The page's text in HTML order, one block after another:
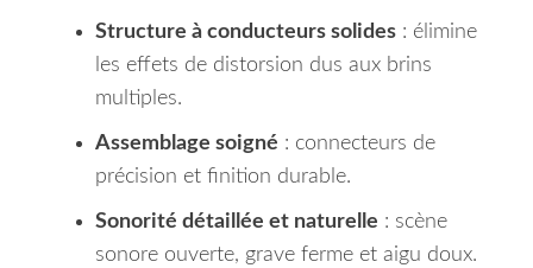
Structure à conducteurs solides : élimine
les effets de distorsion dus aux brins
multiples.
Assemblage soigné : connecteurs de
précision et finition durable.
Sonorité détaillée et naturelle : scène
sonore ouverte, grave ferme et aigu doux.